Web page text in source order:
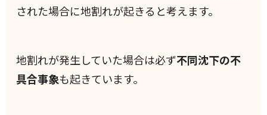
された場合に地割れが起きると考えます。
地割れが発生していた場合は必ず不同沈下の不
具合事象も起きています。